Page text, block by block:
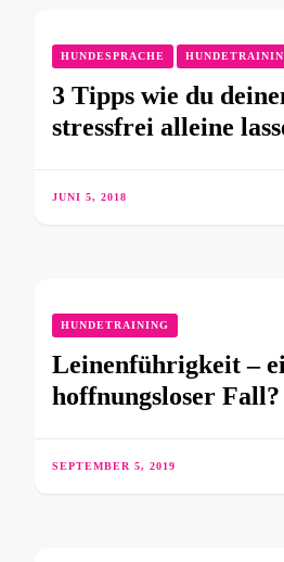
HUNDESPRACHE
3 Tipps wie du
stressfrei alleine
JUNI 5, 2018
HUNDETRAINING
Leinenführigkeit –
hoffnungsloser Fall?
SEPTEMBER 5, 2019